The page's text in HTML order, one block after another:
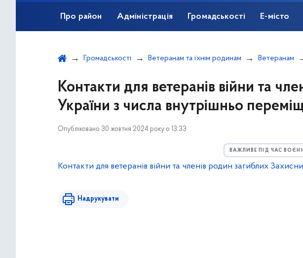
Про район Адміністрація Громадськості Е-місто
Громадськості Ветеранам та їхнім родинам Ветеранам
Контакти для ветеранів війни та
України з числа внутрішньо
Опубліковано 30 жовтня 2024 року о 13:33
ВАЖЛИВЕ ПІД ЧАС
Контакти для ветеранів війни та членів родин загиблих
Надрукувати